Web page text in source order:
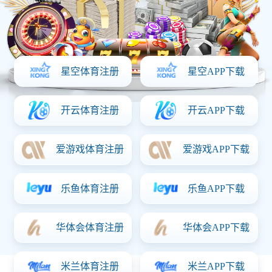
化妆品加工系列
自主品牌
化妆品OEM优势
原料工厂
关于完美体育
新闻资讯
联系完美体育
15875161558
关注完美体育：